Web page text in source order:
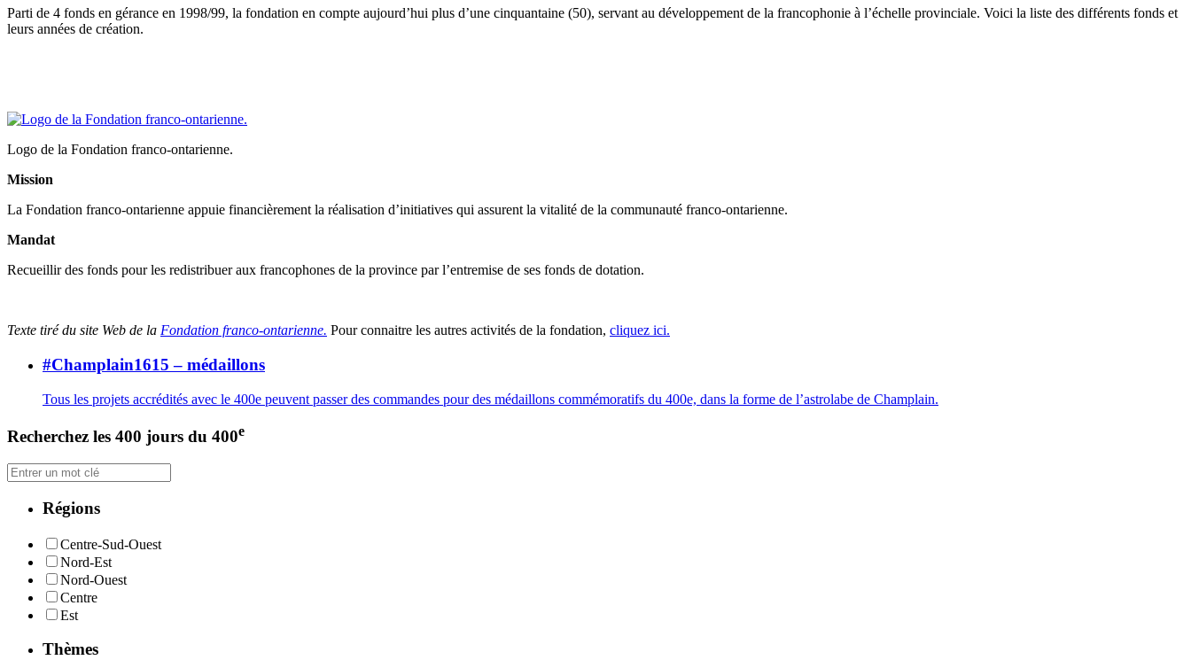
Parti de 4 fonds en gérance en 1998/99, la fondation en compte aujourd’hui plus d’une cinquantaine (50), servant au développement de la francophonie à l’échelle provinciale. Voici la liste des différents fonds et
leurs années de création.
Logo de la Fondation franco-ontarienne.
Mission
La Fondation franco-ontarienne appuie financièrement la réalisation d’initiatives qui assurent la vitalité de la communauté franco-ontarienne.
Mandat
Recueillir des fonds pour les redistribuer aux francophones de la province par l’entremise de ses fonds de dotation.
Texte tiré du site Web de la Fondation franco-ontarienne. Pour connaitre les autres activités de la fondation, cliquez ici.
#Champlain1615 – médaillons
Tous les projets accrédités avec le 400e peuvent passer des commandes pour des médaillons commémoratifs du 400e, dans la forme de l’astrolabe de Champlain.
Recherchez les 400 jours du 400e
Régions
Centre-Sud-Ouest
Nord-Est
Nord-Ouest
Centre
Est
Thèmes